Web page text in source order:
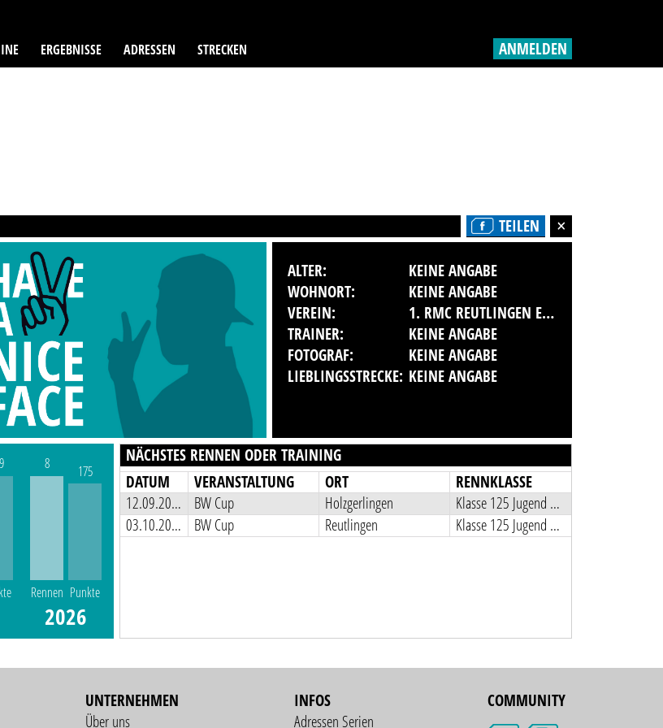
ERGEBNISSE ADRESSEN STRECKEN ANMELDEN
TEILEN
ALTER:
KEINE ANGABE
WOHNORT:
KEINE ANGABE
VEREIN:
1. RMC REUTLINGEN E.V. IM ADAC
TRAINER:
KEINE ANGABE
FOTOGRAF:
KEINE ANGABE
LIEBLINGSSTRECKE: KEINE ANGABE
8
Rennen
175
Punkte
2026
NÄCHSTES RENNEN ODER TRAINING
DATUM
VERANSTALTUNG ORT
RENNKLASSE
12.09.2026
BW Cup Holzgerlingen
Klasse 125 Jugend B 2013-2005
03.10.2026
BW Cup Reutlingen Klasse 125 Jugend B 2013-2005
UNTERNEHMEN
Über uns
INFOS
Adressen Serien
COMMUNITY